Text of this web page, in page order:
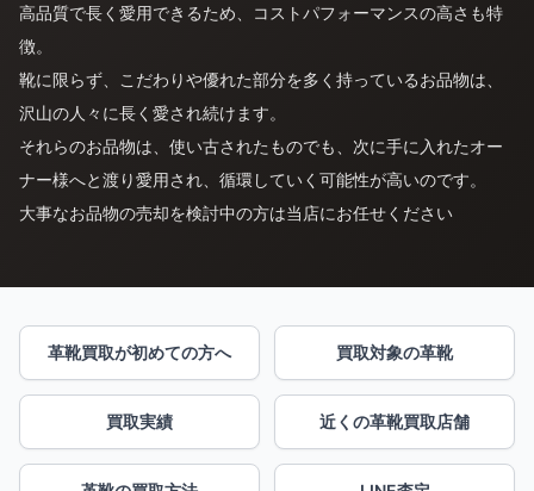
高品質で長く愛用できるため、コストパフォーマンスの高さも特
徴。
靴に限らず、こだわりや優れた部分を多く持っているお品物は、
沢山の人々に長く愛され続けます。
それらのお品物は、使い古されたものでも、次に手に入れたオー
ナー様へと渡り愛用され、循環していく可能性が高いのです。
大事なお品物の売却を検討中の方は当店にお任せください
革靴買取が初めての方へ 買取対象の革靴
買取実績 近くの革靴買取店舗